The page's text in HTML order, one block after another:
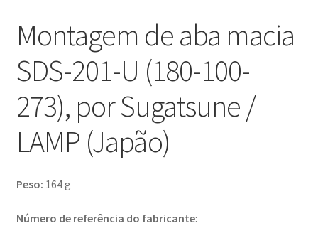
Montagem de aba macia
SDS-201-U (180-100-
273), por Sugatsune /
LAMP (Japão)
Peso: 164 g
Número de referência do fabricante: